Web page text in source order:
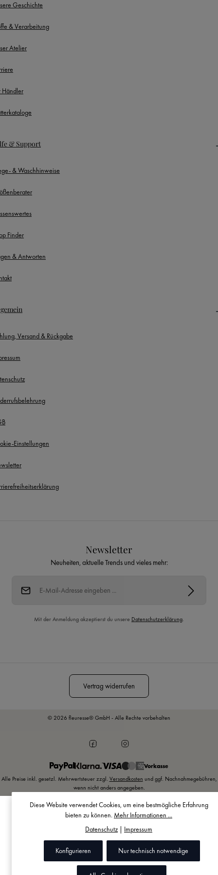
Geschichte
& Verarbeitung
Atelier
Händler
& Support
& Waschhinweise
Finder
& Antworten
Versand & Rückgabe
Einstellungen
Newsletter
Neuheiten, aktuelle Trends und vieles mehr:
Mit der Anmeldung akzeptierst du unsere Datenschutzerklärung.
Vertrag widerrufen
© 2026 fleuresse® GmbH - Alle Rechte vorbehalten
Vorkasse
Alle Preise inkl. gesetzl. Mehrwertsteuer zzgl. Versandkosten und ggf. Nachnahmegebühren,
wenn nicht anders angegeben.
Diese Website verwendet Cookies, um eine bestmögliche Erfahrung
bieten zu können. Mehr Informationen ...
Datenschutz| Impressum
Nur technisch notwendige
Konfigurieren